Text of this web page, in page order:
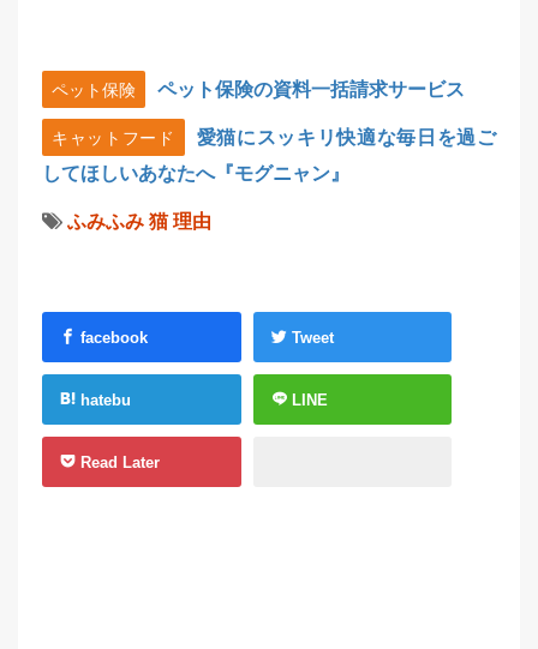
ペット保険 ペット保険の資料一括請求サービス
キャットフード
愛猫にスッキリ快適な毎日を過ご
してほしいあなたへ『モグニャン』
ふみふみ 猫 理由
facebook Tweet
hatebu LINE
Read Later